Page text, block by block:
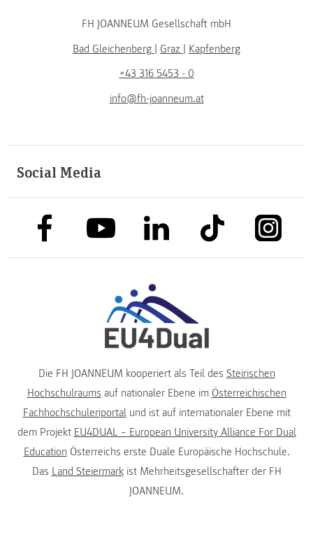
FH JOANNEUM Gesellschaft mbH
Bad Gleichenberg | Graz | Kapfenberg
+43 316 5453 - 0
info@fh-joanneum.at
Social Media
link to facebooklink to youtubelink to linkedinlink to tiktok link to
Die FH JOANNEUM kooperiert als Teil des Steirischen
Hochschulraums auf nationaler Ebene im Österreichischen
Fachhochschulenportalund ist auf internationaler Ebene mit
dem Projekt EU4DUAL – European University Alliance For Dual
Education Österreichs erste Duale Europäische Hochschule.
Das Land Steiermarkist Mehrheitsgesellschafter der FH
JOANNEUM.